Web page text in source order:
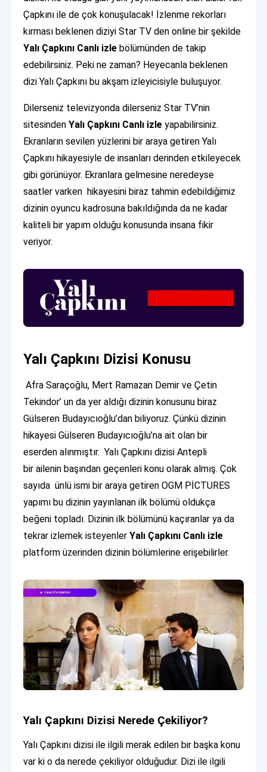
Çapkını ile de çok konuşulacak! İzlenme rekorları
kırması beklenen diziyi Star TV den online bir şekilde
Yalı Çapkını Canlı izlebölümünden de takip
edebilirsiniz. Peki ne zaman? Heyecanla beklenen
dizi Yalı Çapkını bu akşam izleyicisiyle buluşuyor.
Dilerseniz televizyonda dilerseniz Star TV’nin
sitesindenYalı Çapkını Canlı izleyapabilirsiniz.
Ekranların sevilen yüzlerini bir araya getiren Yalı
Çapkını hikayesiyle de insanları derinden etkileyecek
gibi görünüyor. Ekranlara gelmesine neredeyse
saatler varken hikayesini biraz tahmin edebildiğimiz
dizinin oyuncu kadrosuna bakıldığında da ne kadar
kaliteli bir yapım olduğu konusunda insana fikir
veriyor.
Yalı Çapkını Dizisi Konusu
Afra Saraçoğlu, Mert Ramazan Demir ve Çetin
Tekindor’ un da yer aldığı dizinin konusunu biraz
Gülseren Budayıcıoğlu’dan biliyoruz. Çünkü dizinin
hikayesi Gülseren Budayıcıoğlu’na ait olan bir
eserden alınmıştır. Yalı Çapkını dizisi Antepli
bir ailenin başından geçenleri konu olarak almış. Çok
sayıda ünlü ismi bir araya getiren OGM PİCTURES
yapımı bu dizinin yayınlanan ilk bölümü oldukça
beğeni topladı. Dizinin ilk bölümünü kaçıranlar ya da
tekrar izlemek isteyenlerYalı Çapkını Canlı izle
platform üzerinden dizinin bölümlerine erişebilirler.
Yalı Çapkını Dizisi Nerede Çekiliyor?
Yalı Çapkını dizisi ile ilgili merak edilen bir başka konu
var ki o da nerede çekiliyor olduğudur. Dizi ile ilgili